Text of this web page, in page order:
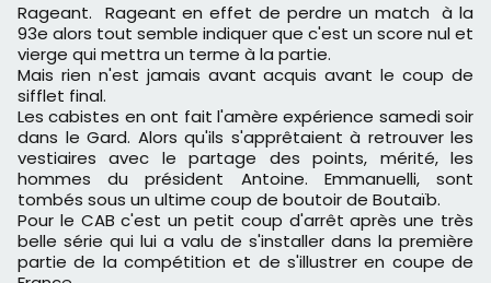
Rageant. Rageant en effet de perdre un match à la
93e alors tout semble indiquer que c'est un score nul et
vierge qui mettra un terme à la partie.
Mais rien n'est jamais avant acquis avant le coup de
sifflet final.
Les cabistes en ont fait l'amère expérience samedi soir
dans le Gard. Alors qu'ils s'apprêtaient à retrouver les
vestiaires avec le partage des points, mérité, les
hommes du président Antoine. Emmanuelli, sont
tombés sous un ultime coup de boutoir de Boutaïb.
Pour le CAB c'est un petit coup d'arrêt après une très
belle série qui lui a valu de s'installer dans la première
partie de la compétition et de s'illustrer en coupe de